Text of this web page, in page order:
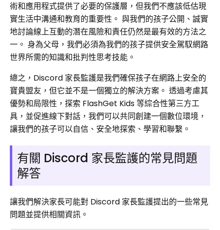
術和應用程式提供了必要的保護層，但我們不應該低估現
實生活中溝通和教育的重要性。 與我們的孩子公開、誠實
地討論線上互動的潛在風險和責任仍然是最有效的方法之
一。 身為父母，我們必須為我們的孩子提供安全駕馭網路
世界所需的知識和批判性思考技能。
總之，Discord 家長監護是我們確保孩子在網路上安全的
寶貴盟友，但它並不是一個獨立的解決方案。 透過考慮其
優勢和局限性，探索 FlashGet Kids 等綜合性第三方工
具，並促進線下對話，我們可以共同創建一個數位環境，
讓我們的孩子可以自信、安全地探索、學習和聯繫。
有關 Discord 家長監護的常見問題
解答
讓我們解決家長可能對 Discord 家長監護提出的一些常見
問題並提供相關資訊。